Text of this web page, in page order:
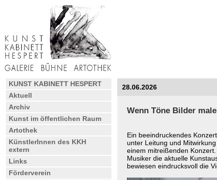
KUNST KABINETT HESPERT
Aktuell
Archiv
Kunst im öffentlichen Raum
Artothek
KünstlerInnen des KKH
extern
Links
Förderverein
28.06.2026
Wenn Töne Bilder
Ein beeindruckendes
unter Leitung und
einem mitreißenden
Musiker die aktuelle
bewiesen eindrucksvoll die